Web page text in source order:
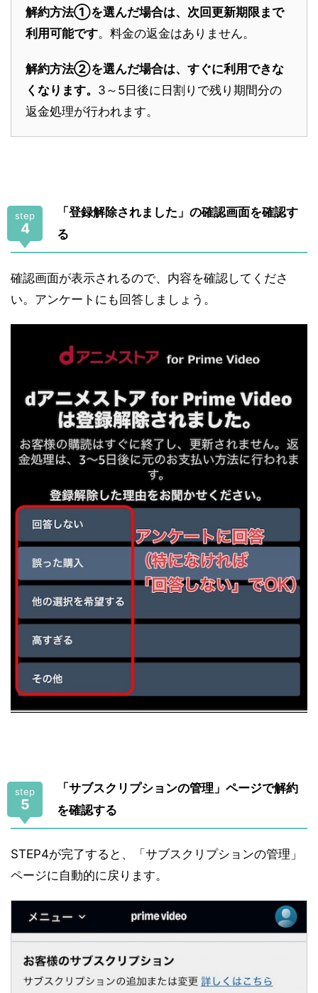
解約方法①を選んだ場合は、次回更新期限まで
利用可能です。料金の返金はありません。
解約方法②を選んだ場合は、すぐに利用できな
くなります。 3～5日後に日割りで残り期間分の
返金処理が行われます。
step
4
「登録解除されました」の確認画面を確認す
る
確認画面が表示されるので、内容を確認してくださ
い。アンケートにも回答しましょう。
step
5
「サブスクリプションの管理」ページで解約
を確認する
STEP4が完了すると、「サブスクリプションの管理」
ページに自動的に戻ります。